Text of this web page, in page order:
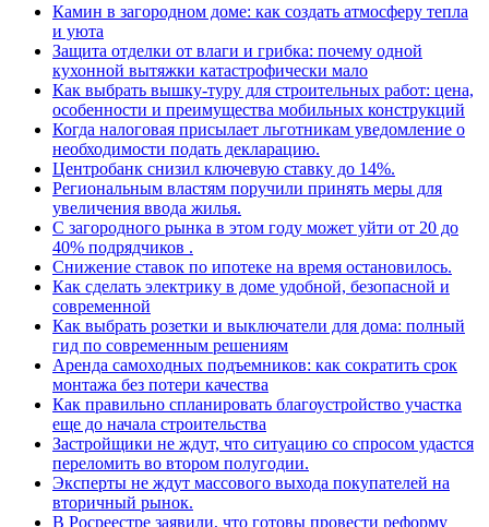
Камин в загородном доме: как создать атмосферу тепла
и уюта
Защита отделки от влаги и грибка: почему одной
кухонной вытяжки катастрофически мало
Как выбрать вышку-туру для строительных работ: цена,
особенности и преимущества мобильных конструкций
Когда налоговая присылает льготникам уведомление о
необходимости подать декларацию.
Центробанк снизил ключевую ставку до 14%.
Региональным властям поручили принять меры для
увеличения ввода жилья.
С загородного рынка в этом году может уйти от 20 до
40% подрядчиков .
Снижение ставок по ипотеке на время остановилось.
Как сделать электрику в доме удобной, безопасной и
современной
Как выбрать розетки и выключатели для дома: полный
гид по современным решениям
Аренда самоходных подъемников: как сократить срок
монтажа без потери качества
Как правильно спланировать благоустройство участка
еще до начала строительства
Застройщики не ждут, что ситуацию со спросом удастся
переломить во втором полугодии.
Эксперты не ждут массового выхода покупателей на
вторичный рынок.
В Росреестре заявили, что готовы провести реформу